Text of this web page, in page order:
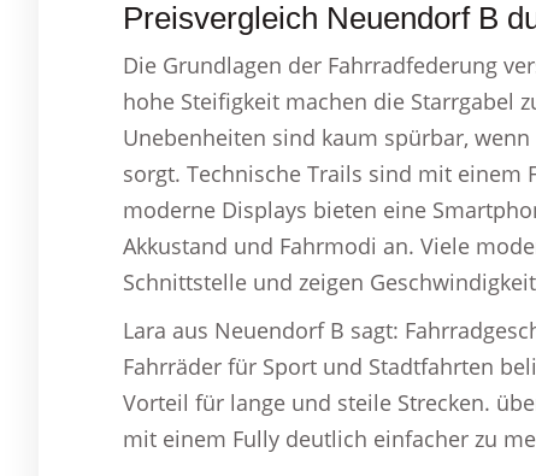
Preisvergleich Neuendorf B
Die Grundlagen der Fahrradfederung
hohe Steifigkeit machen die Starrgabel
Unebenheiten sind kaum spürbar,
sorgt. Technische Trails sind mit einem
moderne Displays bieten eine
Akkustand und Fahrmodi an. Viele
Schnittstelle und zeigen
Lara aus Neuendorf B sagt:
Fahrräder für Sport und Stadtfahrten
Vorteil für lange und steile Strecken.
mit einem Fully deutlich einfacher zu